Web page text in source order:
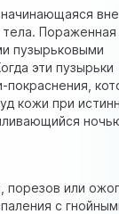
пузырьковыми
эти пузырьки
покраснения,
кожи при
порезов или
с